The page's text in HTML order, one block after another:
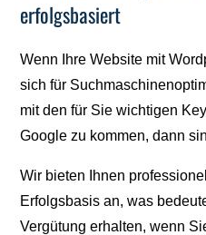
erfolgsbasiert
Wenn Ihre Website mit
sich für
mit den für Sie wichtigen
Google zu kommen, dann
Wir bieten Ihnen
Erfolgsbasis an, was
Vergütung erhalten, wenn